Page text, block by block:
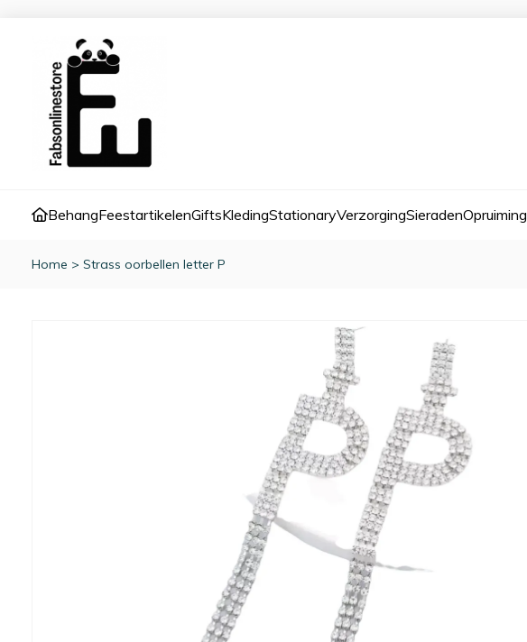
BehangFeestartikelenGiftsKledingStationaryVerzorgingSieradenOpruiming
Home > Strass oorbellen letter P